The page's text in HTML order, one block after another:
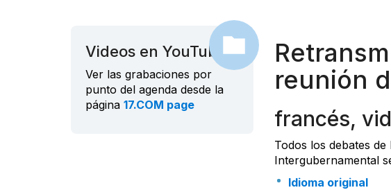
Videos en YouTube
Ver las grabaciones por
punto del agenda desde la
página 17.COM page
reunión
francés,
Todos los debates
Intergubernamental
Idioma original